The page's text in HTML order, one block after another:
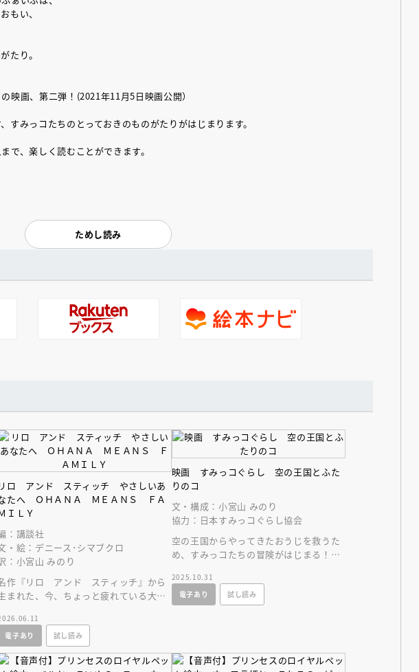
もい、
たり。
映画、第二弾！(2021年11月5日映画公開）
すみっコたちのとっておきのものがたりがはじまります。
で、楽しく読むことができます。
ためし読み
ロ アンド スティッチ やさしいあ
たへ ＯＨＡＮＡ ＭＥＡＮＳ ＦＡ
ＩＬＹ
：講談社
・絵：デニース･シマブクロ
：小宮山 みのり
作『リロ アンド スティッチ』から
まれた、今、ちょっと疲れている大人
電子あり
試し読み
映画 すみっコぐらし 空の王国とふた
りのコ
文・構成：小宮山 みのり
協力：日本すみっコぐらし協会
空の王国からやってきたおうじを救うた
め、すみっコたちの冒険がはじまる！
本になったよ！
2025.10.31
電子あり
試し読み